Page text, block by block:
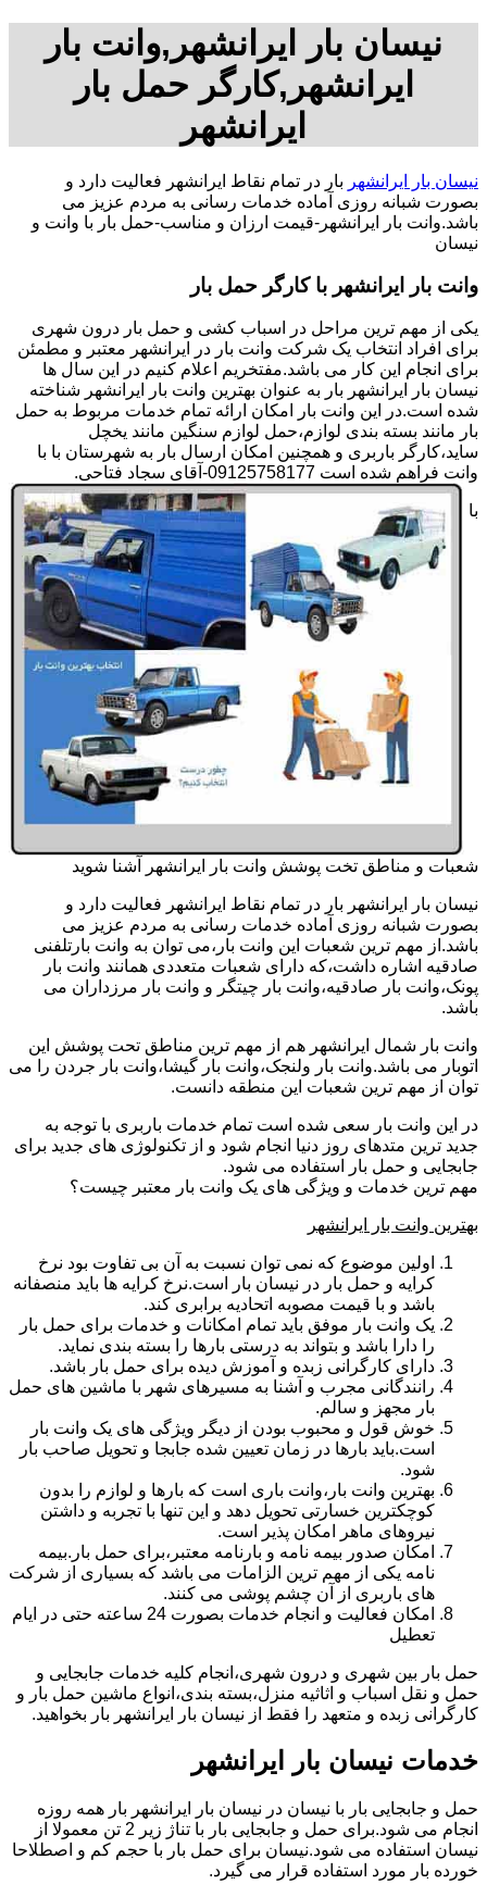
نیسان بار ایرانشهر,وانت بار
ایرانشهر,کارگر حمل بار
ایرانشهر
نیسان بار ایرانشهر بار در تمام نقاط ایرانشهر فعالیت دارد و
بصورت شبانه روزی آماده خدمات رسانی به مردم عزیز می
باشد.وانت بار ایرانشهر-قیمت ارزان و مناسب-حمل بار با وانت و
نیسان
وانت بار ایرانشهر با کارگر حمل بار
یکی از مهم ترین مراحل در اسباب کشی و حمل بار درون شهری
برای افراد انتخاب یک شرکت وانت بار در ایرانشهر معتبر و مطمئن
برای انجام این کار می باشد.مفتخریم اعلام کنیم در این سال ها
نیسان بار ایرانشهر بار به عنوان بهترین وانت بار ایرانشهر شناخته
شده است.در این وانت بار امکان ارائه تمام خدمات مربوط به حمل
بار مانند بسته بندی لوازم،حمل لوازم سنگین مانند یخچل
ساید،کارگر باربری و همچنین امکان ارسال بار به شهرستان با با
وانت فراهم شده است 09125758177-آقای سجاد فتاحی.
با
شعبات و مناطق تخت پوشش وانت بار ایرانشهر آشنا شوید
نیسان بار ایرانشهر بار در تمام نقاط ایرانشهر فعالیت دارد و
بصورت شبانه روزی آماده خدمات رسانی به مردم عزیز می
باشد.از مهم ترین شعبات این وانت بار،می توان به وانت بارتلفنی
صادقیه اشاره داشت،که دارای شعبات متعددی همانند وانت بار
پونک،وانت بار صادقیه،وانت بار چیتگر و وانت بار مرزداران می
باشد.
وانت بار شمال ایرانشهر هم از مهم ترین مناطق تحت پوشش این
اتوبار می باشد.وانت بار ولنجک،وانت بار گیشا،وانت بار جردن را می
توان از مهم ترین شعبات این منطقه دانست.
در این وانت بار سعی شده است تمام خدمات باربری با توجه به
جدید ترین متدهای روز دنیا انجام شود و از تکنولوژی های جدید برای
جابجایی و حمل بار استفاده می شود.
مهم ترین خدمات و ویژگی های یک وانت بار معتبر چیست؟
بهترین وانت بار ایرانشهر
اولین موضوع که نمی توان نسبت به آن بی تفاوت بود نرخ
کرایه و حمل بار در نیسان بار است.نرخ کرایه ها باید منصفانه
باشد و با قیمت مصوبه اتحادیه برابری کند.
یک وانت بار موفق باید تمام امکانات و خدمات برای حمل بار
را دارا باشد و بتواند به درستی بارها را بسته بندی نماید.
دارای کارگرانی زبده و آموزش دیده برای حمل بار باشد.
رانندگانی مجرب و آشنا به مسیرهای شهر با ماشین های حمل
بار مجهز و سالم.
خوش قول و محبوب بودن از دیگر ویژگی های یک وانت بار
است.باید بارها در زمان تعیین شده جابجا و تحویل صاحب بار
شود.
بهترین وانت بار،وانت باری است که بارها و لوازم را بدون
کوچکترین خسارتی تحویل دهد و این تنها با تجربه و داشتن
نیروهای ماهر امکان پذیر است.
امکان صدور بیمه نامه و بارنامه معتبر،برای حمل بار.بیمه
نامه یکی از مهم ترین الزامات می باشد که بسیاری از شرکت
های باربری از آن چشم پوشی می کنند.
امکان فعالیت و انجام خدمات بصورت 24 ساعته حتی در ایام
تعطیل
حمل بار بین شهری و درون شهری،انجام کلیه خدمات جابجایی و
حمل و نقل اسباب و اثاثیه منزل،بسته بندی،انواع ماشین حمل بار و
کارگرانی زبده و متعهد را فقط از نیسان بار ایرانشهر بار بخواهید.
خدمات نیسان بار ایرانشهر
حمل و جابجایی بار با نیسان در نیسان بار ایرانشهر بار همه روزه
انجام می شود.برای حمل و جابجایی بار با تناژ زیر 2 تن معمولا از
نیسان استفاده می شود.نیسان برای حمل بار با حجم کم و اصطلاحا
خورده بار مورد استفاده قرار می گیرد.